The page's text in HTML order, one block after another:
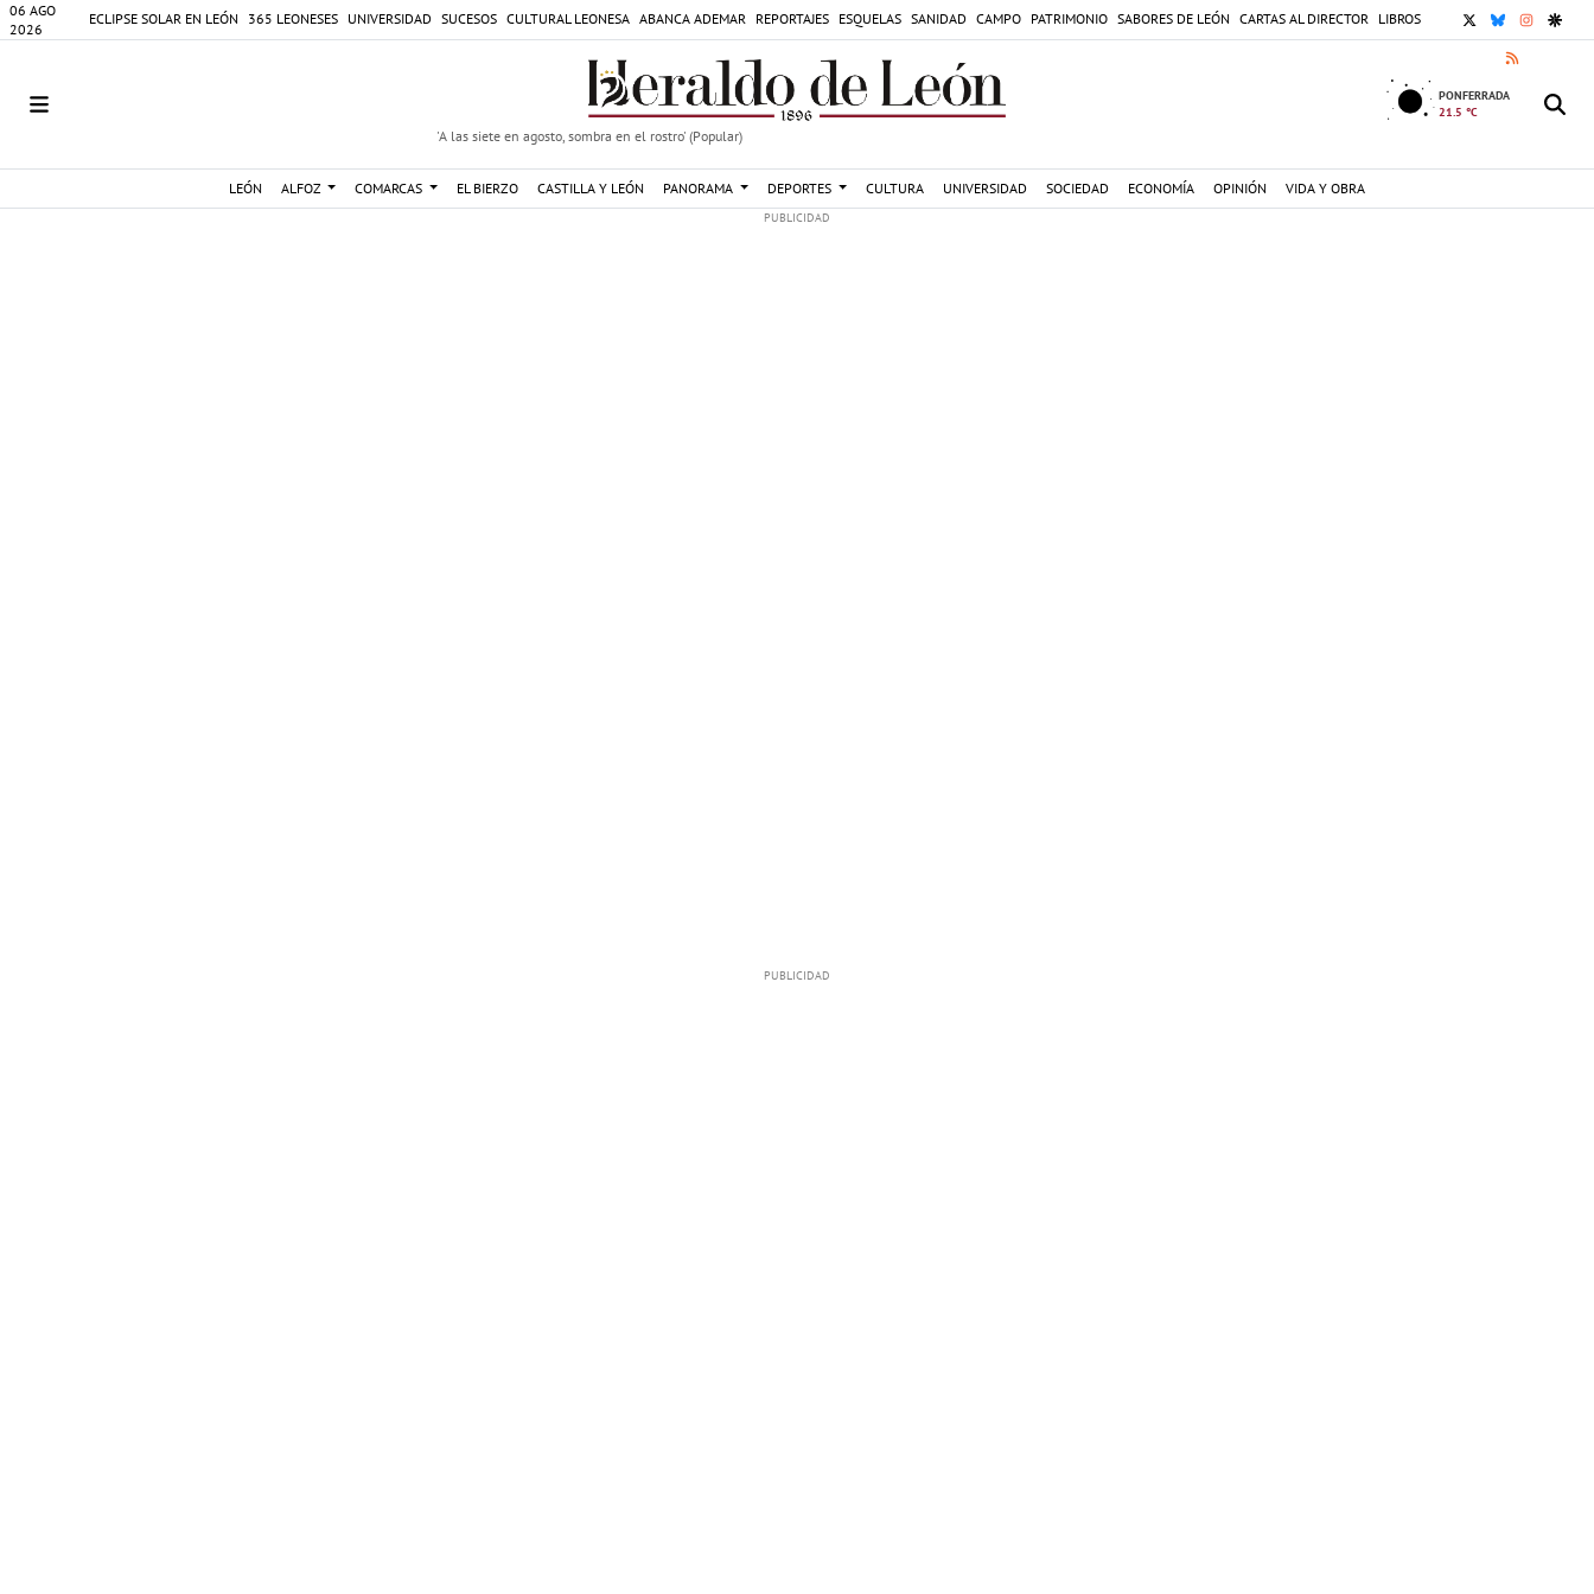
06 AGO
2026
ECLIPSE SOLAR EN LEÓN 365 LEONESES UNIVERSIDAD SUCESOS CULTURAL LEONESA ABANCA ADEMAR REPORTAJES ESQUELAS SANIDAD CAMPO PATRIMONIO SABORES DE LEÓN CARTAS AL DIRECTOR LIBROS X BLUESKY
RSS
'A las siete en agosto, sombra en el rostro' (Popular)
PONFERRADA
21.5 °C
LEÓN ALFOZ COMARCAS EL BIERZO CASTILLA Y LEÓN PANORAMA DEPORTES CULTURA UNIVERSIDAD SOCIEDAD ECONOMÍA OPINIÓN VIDA Y OBRA